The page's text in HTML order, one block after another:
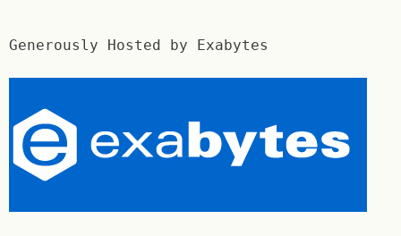
Generously Hosted by Exabytes